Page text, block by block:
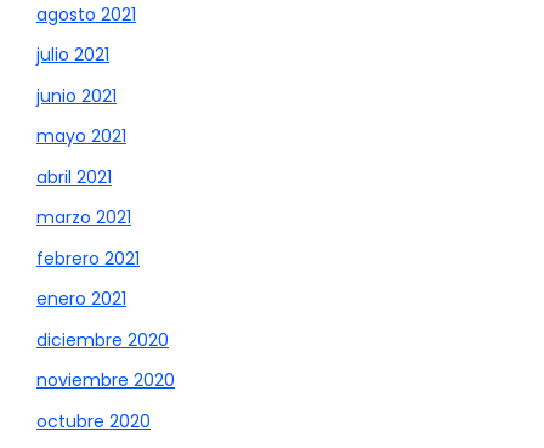
agosto 2021
julio 2021
junio 2021
mayo 2021
abril 2021
marzo 2021
febrero 2021
enero 2021
diciembre 2020
noviembre 2020
octubre 2020